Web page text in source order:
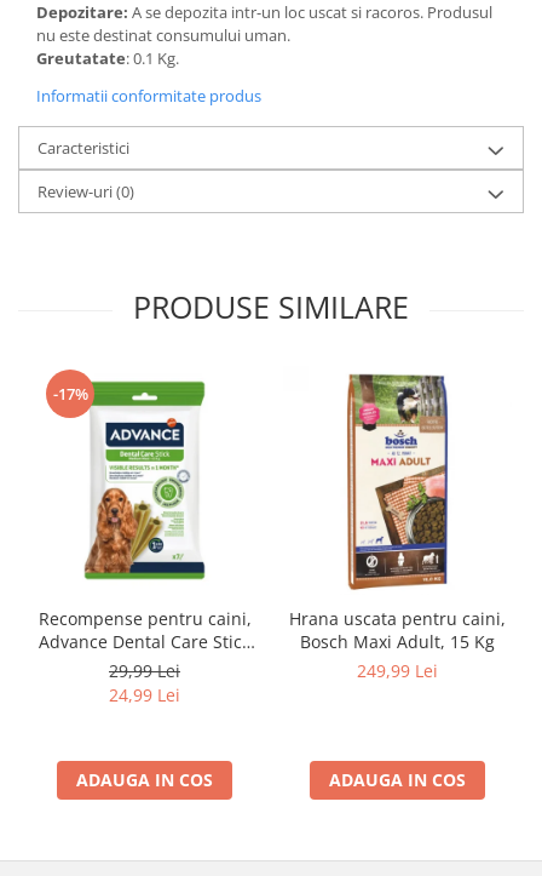
Pasari
Batoane
Colivii pentru pasari
Hrana pasari
Rozatoare
Igiena rozatoare
Incalzitoare si pompe terarii
Solutii iluminat terarii
Lampi terarii
Suplimente vitamino minerale
Accesorii diverse terarii
Igiena Iazuri
Conditioner apa iaz
Hrana pesti iazuri
Teste apa iaz
Pompe iaz
Incalzitor Iaz
Cai
Depozitare: A se depozita intr-un loc uscat si racoros. Produsul
nu este destinat consumului uman.
Greutatate: 0.1 Kg.
Informatii conformitate produs
Caracteristici
Review-uri(0)
PRODUSE SIMILARE
-17%
Recompense pentru caini,
Advance Dental Care Stick
Medium/Maxi, 180g
29,99 Lei
24,99 Lei
ADAUGA IN COS
Hrana uscata pentru caini,
Bosch Maxi Adult, 15 Kg
249,99 Lei
ADAUGA IN COS